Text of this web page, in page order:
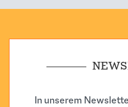
In unserem